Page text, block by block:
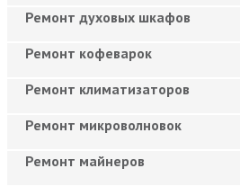
Ремонт духовых шкафов
Ремонт кофеварок
Ремонт климатизаторов
Ремонт микроволновок
Ремонт майнеров